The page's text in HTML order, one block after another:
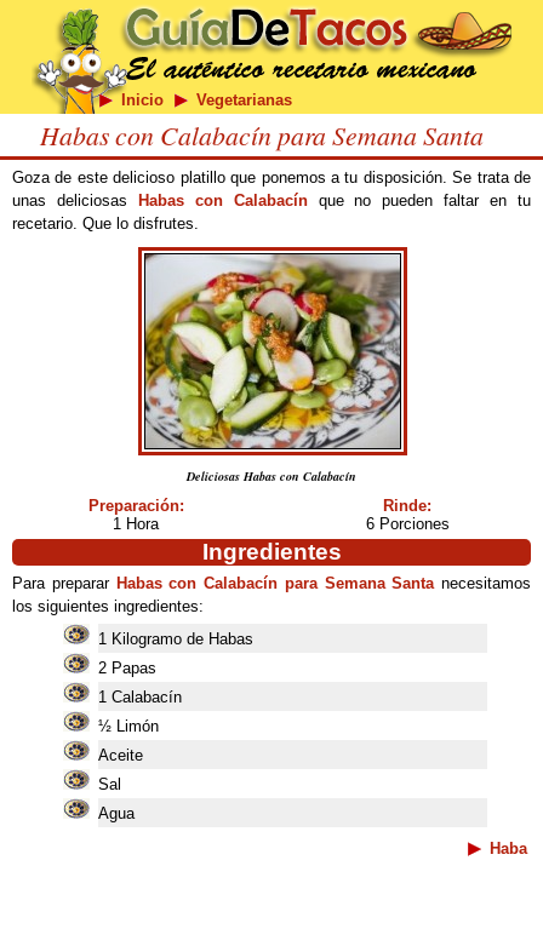
Inicio Vegetarianas
Habas con Calabacín para Semana Santa
Goza de este delicioso platillo que ponemos a tu disposición. Se trata de
unas deliciosas
Habas con Calabacínque no pueden faltar en tu
recetario. Que lo disfrutes.
Deliciosas Habas con Calabacín
Preparación:
1 Hora
Rinde:
6 Porciones
Ingredientes
Para preparar Habas con Calabacín para Semana Santanecesitamos
los siguientes ingredientes:
1 Kilogramo de Habas
2 Papas
1 Calabacín
½ Limón
Aceite
Sal
Agua
Haba